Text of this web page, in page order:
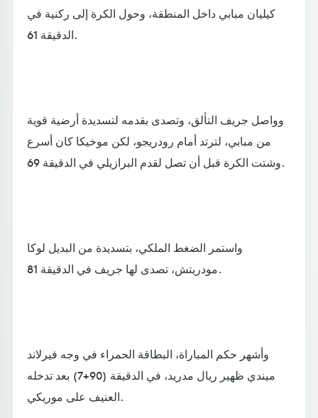
كيليان مبابي داخل المنطقة، وحول الكرة إلى ركنية في
الدقيقة 61.
وواصل جريف التألق، وتصدى بقدمه لتسديدة أرضية قوية
من مبابي، لترتد أمام رودريجو، لكن موخيكا كان أسرع
وشتت الكرة قبل أن تصل لقدم البرازيلي في الدقيقة 69.
واستمر الضغط الملكي، بتسديدة من البديل لوكا
مودريتش، تصدى لها جريف في الدقيقة 81.
وأشهر حكم المباراة، البطاقة الحمراء في وجه فيرلاند
ميندي ظهير ريال مدريد، في الدقيقة (90+7) بعد تدخله
العنيف على موريكي.